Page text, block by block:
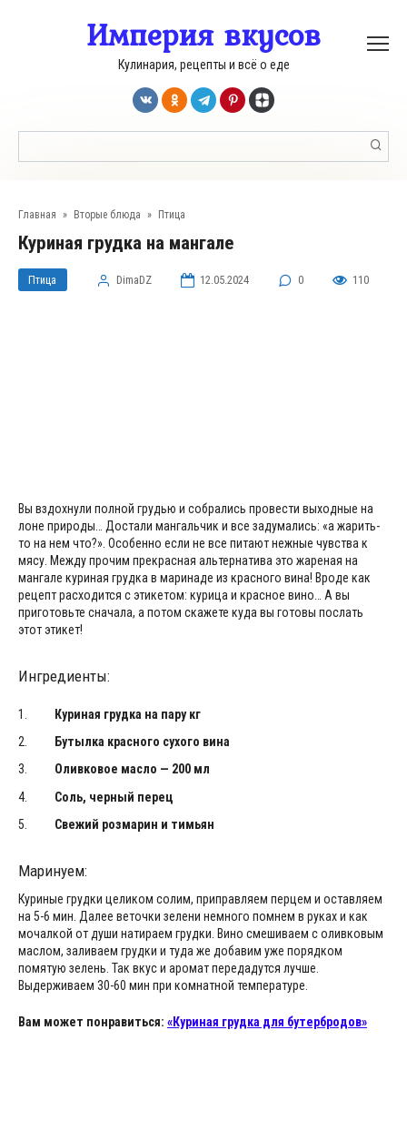
Империя вкусов
Кулинария, рецепты и всё о еде
Главная » Вторые блюда » Птица
Куриная грудка на мангале
Птица DimaDZ 12.05.2024 0 110
Вы вздохнули полной грудью и собрались провести выходные на
лоне природы… Достали мангальчик и все задумались: «а жарить-
то на нем что?». Особенно если не все питают нежные чувства к
мясу. Между прочим прекрасная альтернатива это жареная на
мангале куриная грудка в маринаде из красного вина! Вроде как
рецепт расходится с этикетом: курица и красное вино… А вы
приготовьте сначала, а потом скажете куда вы готовы послать
этот этикет!
Ингредиенты:
Куриная грудка на пару кг
Бутылка красного сухого вина
Оливковое масло — 200 мл
Соль, черный перец
Свежий розмарин и тимьян
Маринуем:
Куриные грудки целиком солим, приправляем перцем и оставляем
на 5-6 мин. Далее веточки зелени немного помнем в руках и как
мочалкой от души натираем грудки. Вино смешиваем с оливковым
маслом, заливаем грудки и туда же добавим уже порядком
помятую зелень. Так вкус и аромат передадутся лучше.
Выдерживаем 30-60 мин при комнатной температуре.
Вам может понравиться: «Куриная грудка для бутербродов»